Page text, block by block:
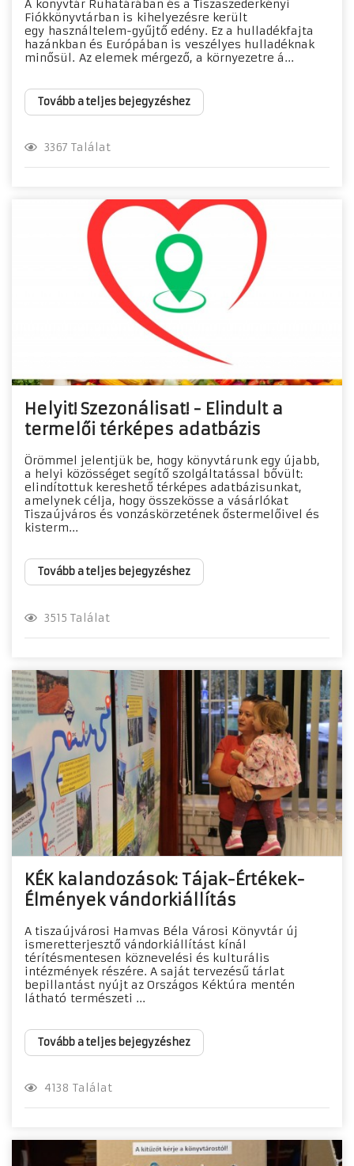
A könyvtár Ruhatárában és a Tiszaszederkényi
Fiókkönyvtárban is kihelyezésre került
egy használtelem-gyűjtő edény. Ez a hulladékfajta
hazánkban és Európában is veszélyes hulladéknak
minősül. Az elemek mérgező, a környezetre á...
Tovább a teljes bejegyzéshez
3367 Találat
Helyit! Szezonálisat! - Elindult a
termelői térképes adatbázis
Örömmel jelentjük be, hogy könyvtárunk egy újabb,
a helyi közösséget segítő szolgáltatással bővült:
elindítottuk kereshető térképes adatbázisunkat,
amelynek célja, hogy összekösse a vásárlókat
Tiszaújváros és vonzáskörzetének őstermelőivel és
kisterm...
Tovább a teljes bejegyzéshez
3515 Találat
KÉK kalandozások: Tájak-Értékek-
Élmények vándorkiállítás
A tiszaújvárosi Hamvas Béla Városi Könyvtár új
ismeretterjesztő vándorkiállítást kínál
térítésmentesen köznevelési és kulturális
intézmények részére. A saját tervezésű tárlat
bepillantást nyújt az Országos Kéktúra mentén
látható természeti ...
Tovább a teljes bejegyzéshez
4138 Találat